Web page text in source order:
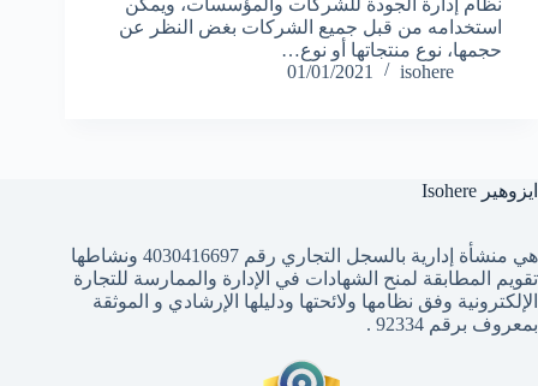
استخدامه من قبل جميع الشركات بغض النظر عن
حجمها، نوع منتجاتها أو نوع…
isohere
01/01/2021
ايزوهير Isohere
هي منشأة إدارية بالسجل التجاري رقم 4030416697 ونشاطها
تقويم المطابقة لمنح الشهادات في الإدارة والممارسة للتجارة
الإلكترونية وفق نظامها ولائحتها ودليلها الإرشادي و الموثقة
بمعروف برقم 92334 .